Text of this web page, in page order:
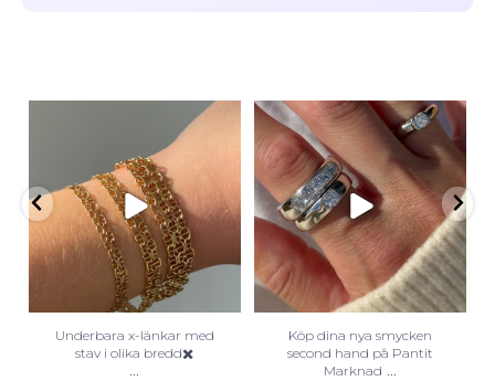
Underbara x-länkar med
stav i olika bredd✖️
...
Köp dina nya smycken
second hand på Pantit
Marknad ...